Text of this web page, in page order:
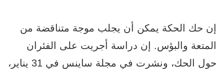
إن حك الحكة يمكن أن يجلب موجة متناقضة من
المتعة والبؤس. إن دراسة أجريت على الفئران
حول الحك، ونشرت في مجلة ساينس في 31 يناير،